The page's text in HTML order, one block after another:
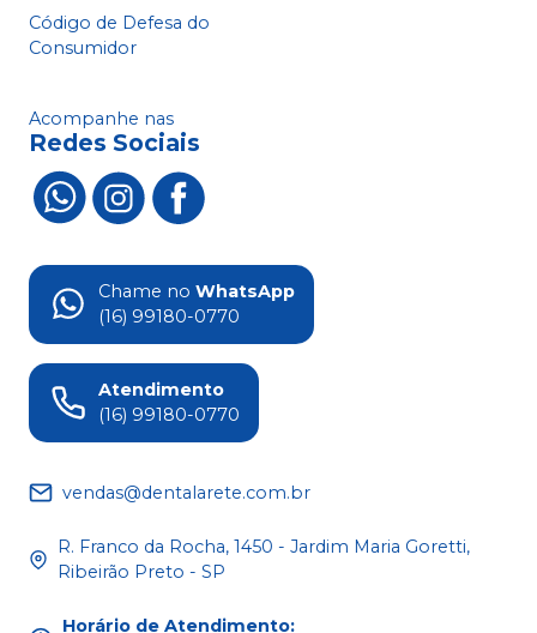
Código de Defesa do
Consumidor
Acompanhe nas
Redes Sociais
Chame no WhatsApp
(16) 99180-0770
Atendimento
(16) 99180-0770
vendas@dentalarete.com.br
R. Franco da Rocha, 1450 - Jardim Maria Goretti,
Ribeirão Preto - SP
Horário de Atendimento: